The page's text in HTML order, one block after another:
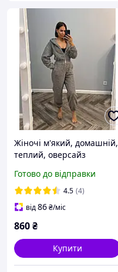
Жіночі м'який, домашній,
теплий, оверсайз
блискавці, з капюшоном.
Повсякденний
комбінезон.
Готово до відправки
4.5 (4)
від86₴/міс
860₴
Купити